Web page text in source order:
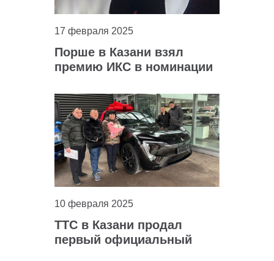
17 февраля 2025
Порше в Казани взял
премию ИКС в номинации
рекомендации автосалона
друзьям»
10 февраля 2025
ТТС в Казани продал
первый официальный